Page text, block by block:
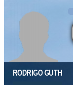
RODRIGO GUTH